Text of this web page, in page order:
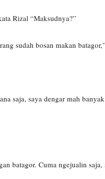
Rizal “Maksudnya?”
sudah bosan makan
saja, saya dengar mah
batagor. Cuma ngejualin